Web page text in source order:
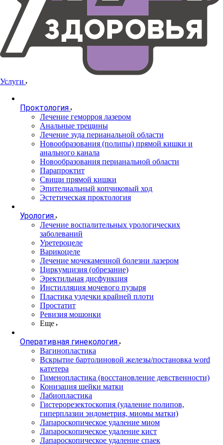
Услуги
Проктология
Лечение геморроя лазером
Анальные трещины
Лечение зуда перианальной области
Новообразования (полипы) прямой кишки и
анального канала
Новообразования перианальной области
Парапроктит
Свищи прямой кишки
Эпителиальный копчиковый ход
Эстетическая проктология
Урология
Лечение воспалительных урологических
заболеваний
Уретероцеле
Варикоцеле
Лечение мочекаменной болезни лазером
Циркумцизия (обрезание)
Эректильная дисфункция
Инстилляция мочевого пузыря
Пластика уздечки крайней плоти
Простатит
Ревизия мошонки
Еще
Оперативная гинекология
Вагинопластика
Вскрытие бартолиновой железы/постановка word
катетера
Гименопластика (восстановление девственности)
Конизация шейки матки
Лабиопластика
Гистерорезектоскопия (удаление полипов,
гиперплазии эндометрия, миомы матки)
Лапароскопическое удаление миом
Лапароскопическое удаление кист
Лапароскопическое удаление спаек